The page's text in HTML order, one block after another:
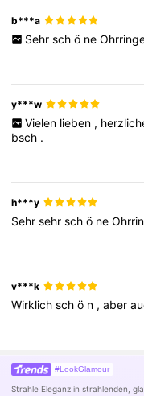
b***a
Sehr sch ö ne
y***w
Vielen lieben ,
bsch .
h***y
Sehrsehrschö ne
v***k
Wirklichschö n ,aber
#LookGlamour
Strahle Eleganz in strahlenden,